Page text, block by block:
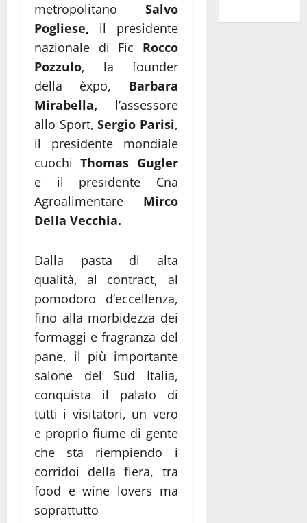
metropolitano Salvo
Pogliese, il presidente
nazionale di Fic Rocco
Pozzulo, la founder
della èxpo, Barbara
Mirabella, l’assessore
allo Sport,Sergio Parisi,
il presidente mondiale
cuochiThomas Gugler
e il presidente Cna
Agroalimentare Mirco
Della Vecchia.
Dalla pasta di alta
qualità, al contract, al
pomodoro d’eccellenza,
fino alla morbidezza dei
formaggi e fragranza del
pane, il più importante
salone del Sud Italia,
conquista il palato di
tutti i visitatori, un vero
e proprio fiume di gente
che sta riempiendo i
corridoi della fiera, tra
food e wine lovers ma
soprattutto
euro